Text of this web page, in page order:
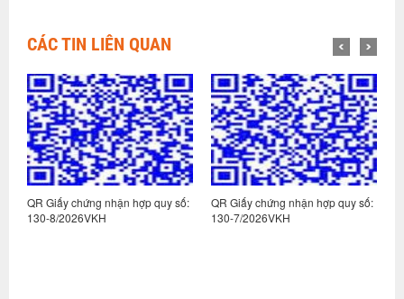
CÁC TIN LIÊN QUAN
QR Giấy chứng nhận hợp quy số:
130-8/2026VKH
QR Giấy chứng nhận hợp quy số:
130-7/2026VKH